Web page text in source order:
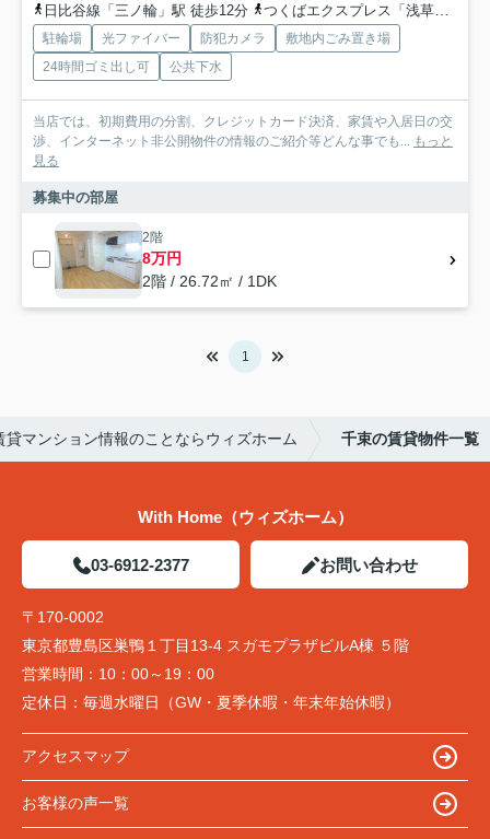
日比谷線「三ノ輪」駅 徒歩12分
つくばエクスプレス「浅草」駅 徒歩15分
駐輪場 光ファイバー 防犯カメラ
敷地内ごみ置き場
24時間ゴミ出し可
公共下水
当店では、初期費用の分割、クレジットカード決済、家賃や入居日の交
渉、インターネット非公開物件の情報のご紹介等どんな事でも...
もっと
見る
募集中の部屋
2階
8万円
2階 / 26.72㎡ / 1DK
1
貸マンション情報のことならウィズホーム 千束の賃貸物件一覧
With Home（ウィズホーム）
03-6912-2377 お問い合わせ
〒170-0002
東京都豊島区巣鴨１丁目13-4 スガモプラザビルA棟 ５階
営業時間： 10：00～19：00
定休日： 毎週水曜日（GW・夏季休暇・年末年始休暇）
アクセスマップ
お客様の声一覧